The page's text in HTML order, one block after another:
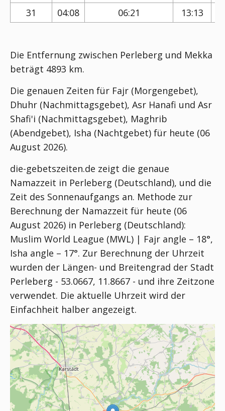
31
04:08 06:21 13:13
Die Entfernung zwischen Perleberg und Mekka
beträgt 4893 km.
Die genauen Zeiten für Fajr (Morgengebet),
Dhuhr (Nachmittagsgebet), Asr Hanafi und Asr
Shafi'i (Nachmittagsgebet), Maghrib
(Abendgebet), Isha (Nachtgebet) für heute (06
August 2026).
die-gebetszeiten.de zeigt die genaue
Namazzeit in Perleberg (Deutschland), und die
Zeit des Sonnenaufgangs an. Methode zur
Berechnung der Namazzeit für heute (06
August 2026) in Perleberg (Deutschland):
Muslim World League (MWL) | Fajr angle – 18°,
Isha angle – 17°. Zur Berechnung der Uhrzeit
wurden der Längen- und Breitengrad der Stadt
Perleberg - 53.0667, 11.8667 - und ihre Zeitzone
verwendet. Die aktuelle Uhrzeit wird der
Einfachheit halber angezeigt.